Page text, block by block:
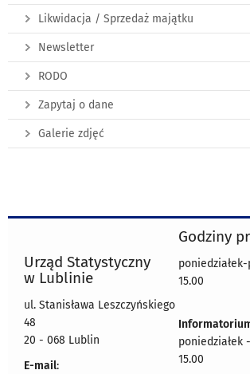
Likwidacja / Sprzedaż majątku
Newsletter
RODO
Zapytaj o dane
Galerie zdjęć
Urząd Statystyczny
w Lublinie
ul. Stanisława Leszczyńskiego
48
20 - 068 Lublin
E-mail:
Godziny
15.00
poniedziałek
15.00